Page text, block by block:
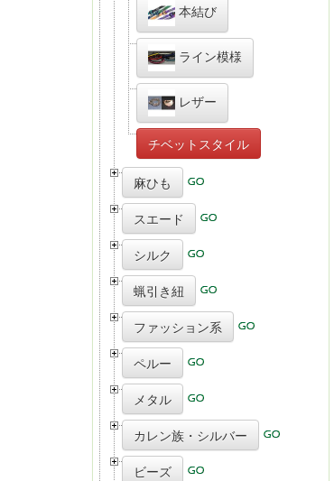
本結び
ライン模様
レザー
チベットスタイル
麻ひも
スエード
シルク
蝋引き紐
ファッション系
ペルー
メタル
カレン族・シルバー
ビーズ